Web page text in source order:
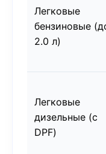
Легковые
бензиновые
2.0 л)
Легковые
дизельные (с
DPF)